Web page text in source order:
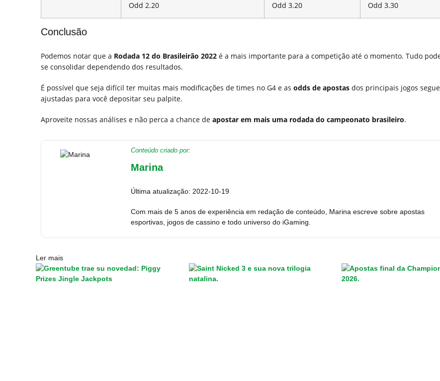
Odd 2.20
Odd 3.20
Odd 3.30
Conclusão
Podemos notar que a Rodada 12 do Brasileirão 2022 é a mais importante para a competição até o momento. Tudo
se consolidar dependendo dos resultados.
É possível que seja difícil ter muitas mais modificações de times no G4 e as odds de apostas dos principais jogos
ajustadas para você depositar seu palpite.
Aproveite nossas análises e não perca a chance de apostar em mais uma rodada do campeonato brasileiro.
Conteúdo criado por:
Marina
Última atualização: 2022-10-19
Com mais de 5 anos de experiência em redação de conteúdo, Marina escreve sobre apostas
esportivas, jogos de cassino e todo universo do iGaming.
Ler mais